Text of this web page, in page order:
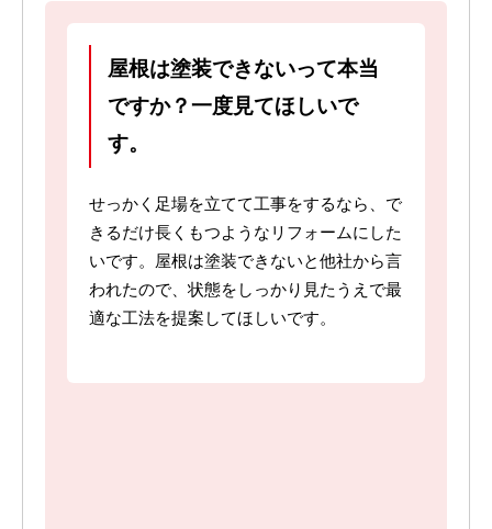
屋根は塗装できないって本当
ですか？一度見てほしいで
す。
せっかく足場を立てて工事をするなら、で
きるだけ長くもつようなリフォームにした
いです。屋根は塗装できないと他社から言
われたので、状態をしっかり見たうえで最
適な工法を提案してほしいです。